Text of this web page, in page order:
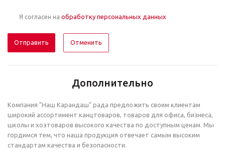
Я согласен на обработку персональных данных
Отменить
Дополнительно
Компания "Наш Карандаш" рада предложить своим клиентам
широкий ассортимент канцтоваров, товаров для офиса, бизнеса,
школы и хозтоваров высокого качества по доступным ценам. Мы
гордимся тем, что наша продукция отвечает самым высоким
стандартам качества и безопасности.